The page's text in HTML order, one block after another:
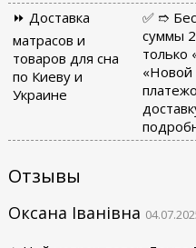
⏩ Доставка
матрасов и
товаров для сна
по Киеву и
Украине
✅ ➱
суммы
только
Отзывы
Оксана Іванівна